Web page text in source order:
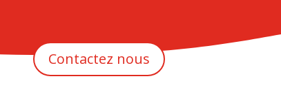
Contactez nous